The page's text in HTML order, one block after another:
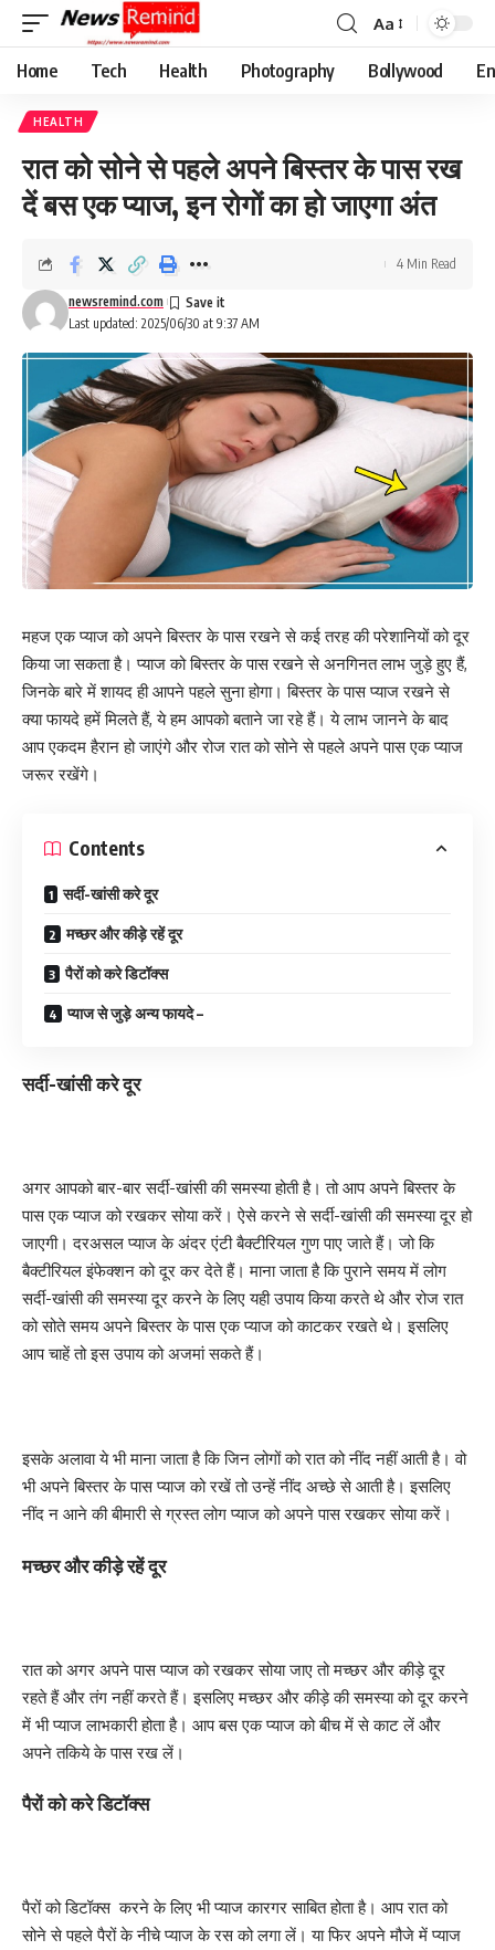
Font
Resizer
Aa
Home Tech Health Photography Bollywood
HEALTH
रात को सोने से पहले अपने बिस्तर के पास रख
दें बस एक प्याज, इन रोगों का हो जाएगा अंत
Last updated: 2025/06/30 at 9:37 AM
newsremind.com
4 Min Read
महज एक प्याज को अपने बिस्तर के पास रखने से कई तरह की परेशानियों को दूर
किया जा सकता है। प्याज को बिस्तर के पास रखने से अनगिनत लाभ जुड़े हुए हैं,
जिनके बारे में शायद ही आपने पहले सुना होगा। बिस्तर के पास प्याज रखने से
क्या फायदे हमें मिलते हैं, ये हम आपको बताने जा रहे हैं। ये लाभ जानने के बाद
आप एकदम हैरान हो जाएंगे और रोज रात को सोने से पहले अपने पास एक प्याज
जरूर रखेंगे।
Contents
सर्दी-खांसी करे दूर
मच्छर और कीड़े रहें दूर
पैरों को करे डिटॉक्स
प्याज से जुड़े अन्य फायदे –
सर्दी-खांसी करे दूर
अगर आपको बार-बार सर्दी-खांसी की समस्या होती है। तो आप अपने बिस्तर के
पास एक प्याज को रखकर सोया करें। ऐसे करने से सर्दी-खांसी की समस्या दूर हो
जाएगी। दरअसल प्याज के अंदर एंटी बैक्टीरियल गुण पाए जाते हैं। जो कि
बैक्टीरियल इंफेक्शन को दूर कर देते हैं। माना जाता है कि पुराने समय में लोग
सर्दी-खांसी की समस्या दूर करने के लिए यही उपाय किया करते थे और रोज रात
को सोते समय अपने बिस्तर के पास एक प्याज को काटकर रखते थे। इसलिए
आप चाहें तो इस उपाय को अजमां सकते हैं।
इसके अलावा ये भी माना जाता है कि जिन लोगों को रात को नींद नहीं आती है। वो
भी अपने बिस्तर के पास प्याज को रखें तो उन्हें नींद अच्छे से आती है। इसलिए
नींद न आने की बीमारी से ग्रस्त लोग प्याज को अपने पास रखकर सोया करें।
मच्छर और कीड़े रहें दूर
रात को अगर अपने पास प्याज को रखकर सोया जाए तो मच्छर और कीड़े दूर
रहते हैं और तंग नहीं करते हैं। इसलिए मच्छर और कीड़े की समस्या को दूर करने
में भी प्याज लाभकारी होता है। आप बस एक प्याज को बीच में से काट लें और
अपने तकिये के पास रख लें।
पैरों को करे डिटॉक्स
पैरों को डिटॉक्स करने के लिए भी प्याज कारगर साबित होता है। आप रात को
सोने से पहले पैरों के नीचे प्याज के रस को लगा लें। या फिर अपने मौजे में प्याज